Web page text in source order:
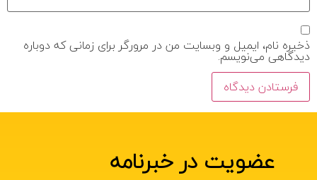
ذخیره نام، ایمیل و وبسایت من در مرورگر برای زمانی که دوباره
دیدگاهی می‌نویسم.
عضویت در خبرنامه